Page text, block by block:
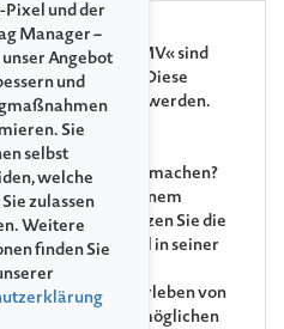
»360° Festspiele MV« sind
buchbar. Diese
gebucht werden.
ein Geschenk machen?
Mit einem
Ticket unterstützen Sie die
dass das Festival in seiner
einen
einzigartigen Erleben von
Musik ermöglichen
Pixel und der
Manager –
unser Angebot
und
Sie
selbst
welche
zulassen
Weitere
finden Sie